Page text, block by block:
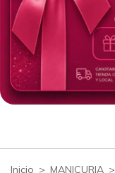
Inicio > MANICURIA >